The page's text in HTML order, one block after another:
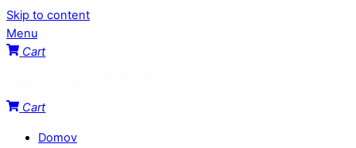
Skip to content
Menu
Cart
Cart
Domov